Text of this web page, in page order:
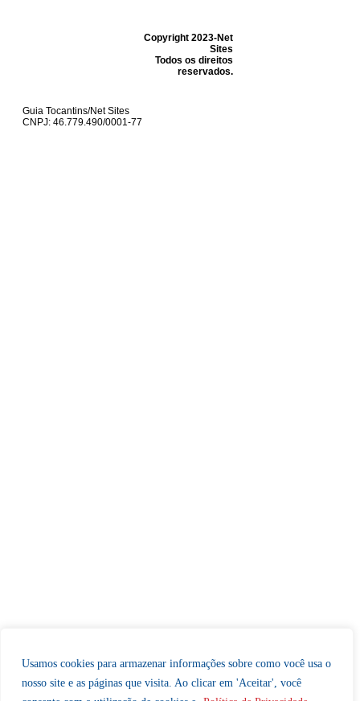
Usamos cookies para armazenar informações sobre como você usa o
nosso site e as páginas que visita. Ao clicar em 'Aceitar', você
Copyright 2023-Net
Sites
Todos os direitos
reservados.
Guia Tocantins/Net Sites
CNPJ: 46.779.490/0001-77